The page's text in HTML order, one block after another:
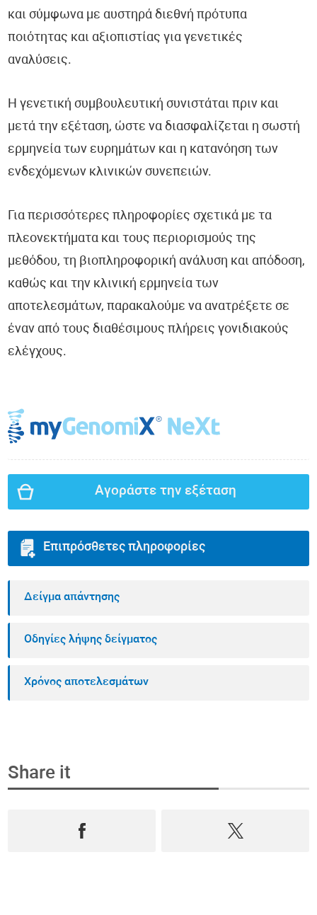
και σύμφωνα με αυστηρά διεθνή πρότυπα
ποιότητας και αξιοπιστίας για γενετικές
αναλύσεις.
Η γενετική συμβουλευτική συνιστάται πριν και
μετά την εξέταση, ώστε να διασφαλίζεται η σωστή
ερμηνεία των ευρημάτων και η κατανόηση των
ενδεχόμενων κλινικών συνεπειών.
Για περισσότερες πληροφορίες σχετικά με τα
πλεονεκτήματα και τους περιορισμούς της
μεθόδου, τη βιοπληροφορική ανάλυση και απόδοση,
καθώς και την κλινική ερμηνεία των
αποτελεσμάτων, παρακαλούμε να ανατρέξετε σε
έναν από τους διαθέσιμους πλήρεις γονιδιακούς
ελέγχους.
Αγοράστε την εξέταση
Επιπρόσθετες πληροφορίες
Δείγμα απάντησης
Οδηγίες λήψης δείγματος
Χρόνος αποτελεσμάτων
Share it